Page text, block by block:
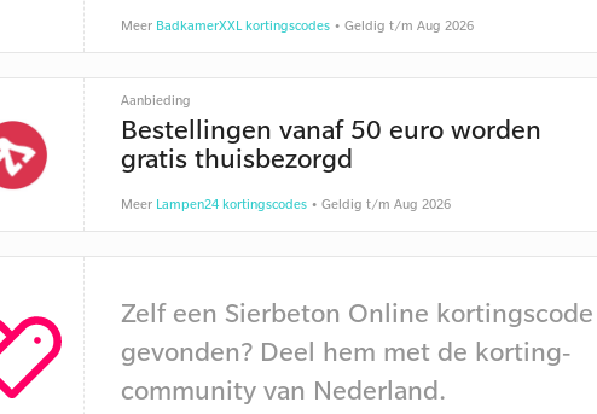
Meer BadkamerXXL kortingscodes• Geldig t/m Aug 2026
Aanbieding
Bestellingen vanaf 50 euro worden
gratis thuisbezorgd
Meer Lampen24 kortingscodes• Geldig t/m Aug 2026
Zelf een Sierbeton Online kortingscode
gevonden? Deel hem met de korting-
community van Nederland.